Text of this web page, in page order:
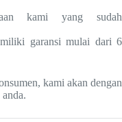
kami yang sudah
garansi mulai dari 6
kami akan dengan